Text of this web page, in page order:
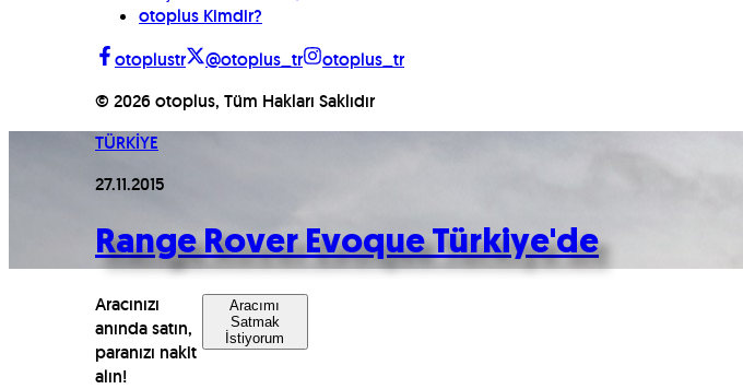
otoplus Kimdir?
otoplustr
@otoplus_tr
otoplus_tr
© 2026 otoplus, Tüm Hakları Saklıdır
TÜRKİYE
27.11.2015
Range Rover Evoque Türkiye'de
Aracınızı
anında satın,
paranızı nakit
alın!
Aracımı
Satmak
İstiyorum